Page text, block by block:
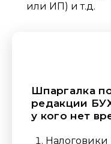
или ИП) и т.д.
Шпаргалка
редакции
у кого нет
Налоговики